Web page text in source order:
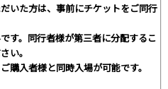
いた方は、事前にチケットをご同行
す。同行者様が第三者に分配するこ
い。
入者様と同時入場が可能です。